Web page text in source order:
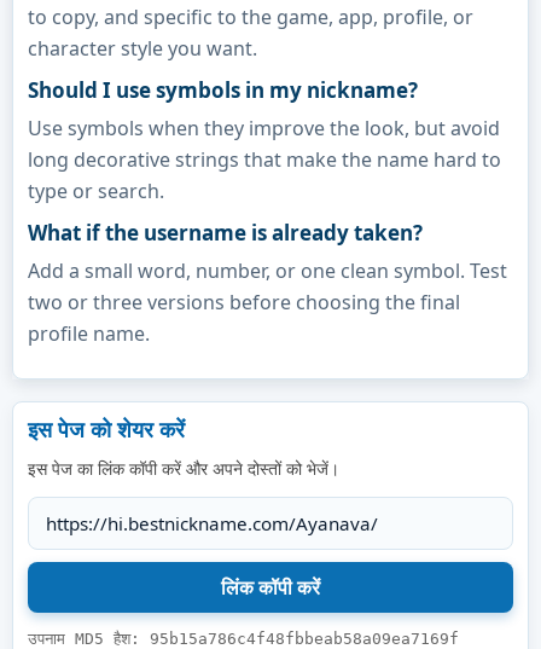
to copy, and specific to the game, app, profile, or
character style you want.
Should I use symbols in my nickname?
Use symbols when they improve the look, but avoid
long decorative strings that make the name hard to
type or search.
What if the username is already taken?
Add a small word, number, or one clean symbol. Test
two or three versions before choosing the final
profile name.
इस पेज को शेयर करें
इस पेज का लिंक कॉपी करें और अपने दोस्तों को भेजें।
उपनाम MD5 हैश: 95b15a786c4f48fbbeab58a09ea7169f